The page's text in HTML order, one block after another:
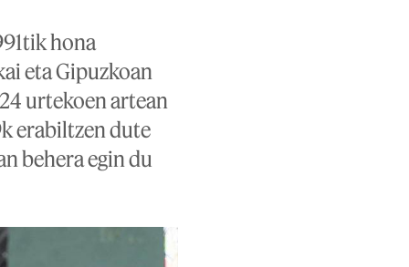
hona
eta Gipuzkoan
urtekoen artean
erabiltzen dute
behera egin du